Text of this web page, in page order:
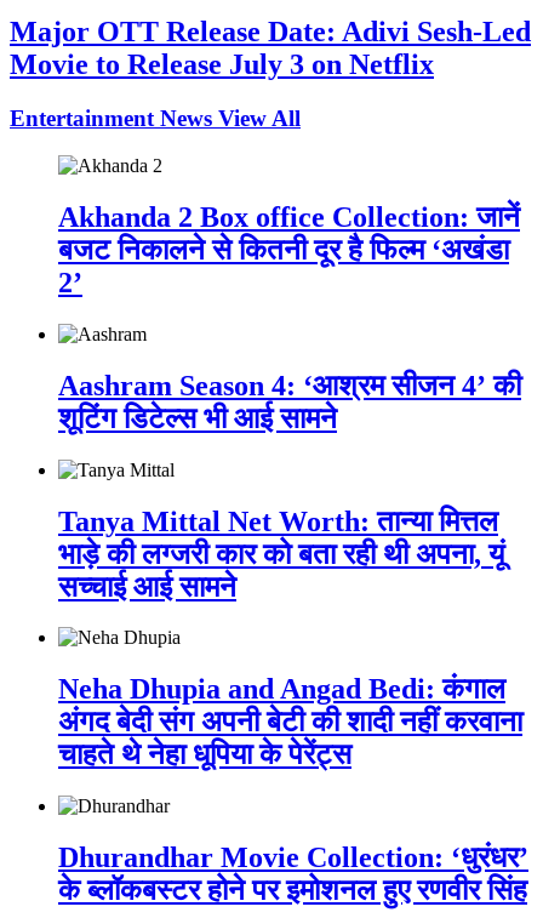
Major OTT Release Date: Adivi Sesh-Led
Movie to Release July 3 on Netflix
Entertainment News View All
Akhanda 2 Box office Collection: जानें
बजट निकालने से कितनी दूर है फिल्म ‘अखंडा
2’
Aashram Season 4: ‘आश्रम सीजन 4’ की
शूटिंग डिटेल्स भी आई सामने
Tanya Mittal Net Worth: तान्या मित्तल
भाड़े की लग्जरी कार को बता रही थी अपना, यूं
सच्चाई आई सामने
Neha Dhupia and Angad Bedi: कंगाल
अंगद बेदी संग अपनी बेटी की शादी नहीं करवाना
चाहते थे नेहा धूपिया के पेरेंट्स
Dhurandhar Movie Collection: ‘धुरंधर’
के ब्लॉकबस्टर होने पर इमोशनल हुए रणवीर सिंह